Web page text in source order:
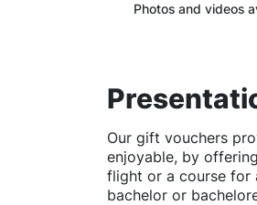
Photos and videos
Our gift vouchers
enjoyable, by
flight or a course for
bachelor or